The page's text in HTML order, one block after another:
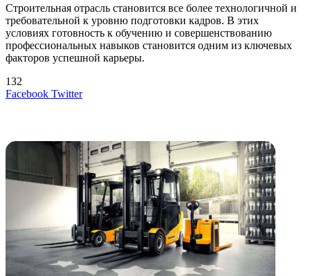
Строительная отрасль становится все более технологичной и
требовательной к уровню подготовки кадров. В этих
условиях готовность к обучению и совершенствованию
профессиональных навыков становится одним из ключевых
факторов успешной карьеры.
132
Facebook TwitterLinkedIn
Tumblr
Reddit
Вконтакте
Одноклассники
Skype
Messenger
Messenger
WhatsApp
Telegram
Viber
Line
Поделиться
Печатать